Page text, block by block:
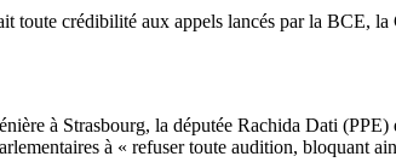
toute crédibilité aux appels lancés par la BCE,
à Strasbourg, la députée Rachida Dati (PPE)
à « refuser toute audition, bloquant